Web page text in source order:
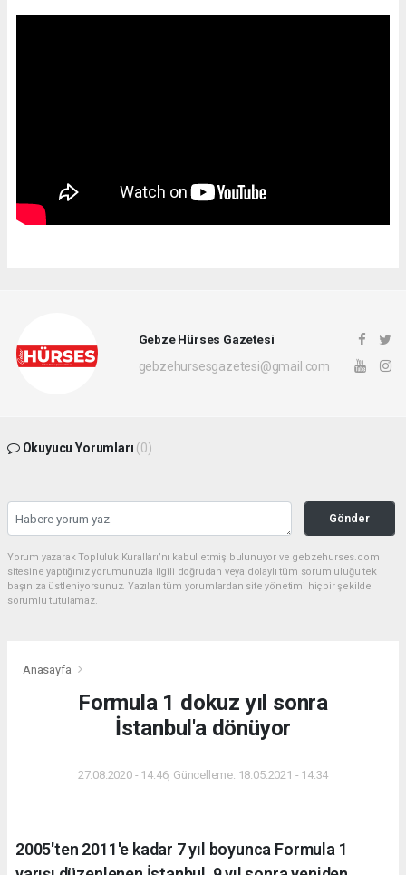
Gebze Hürses Gazetesi
gebzehursesgazetesi@gmail.com
Okuyucu Yorumları (0)
Gönder
Yorum yazarak Topluluk Kuralları’nı kabul etmiş bulunuyor ve gebzehurses.com
sitesine yaptığınız yorumunuzla ilgili doğrudan veya dolaylı tüm sorumluluğu tek
başınıza üstleniyorsunuz. Yazılan tüm yorumlardan site yönetimi hiçbir şekilde
sorumlu tutulamaz.
Anasayfa
Formula 1 dokuz yıl sonra
İstanbul'a dönüyor
27.08.2020 - 14:46, Güncelleme: 18.05.2021 - 14:34
2005'ten 2011'e kadar 7 yıl boyunca Formula 1